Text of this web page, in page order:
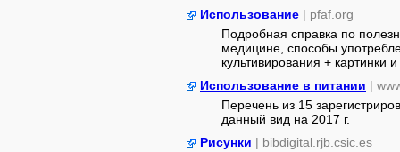
Использование | pfaf.org
Подробная справка по
медицине, способы
культивирования + картинки
Использование в питании |
Перечень из 15
данный вид на 2017 г.
Рисунки | bibdigital.rjb.csic.es